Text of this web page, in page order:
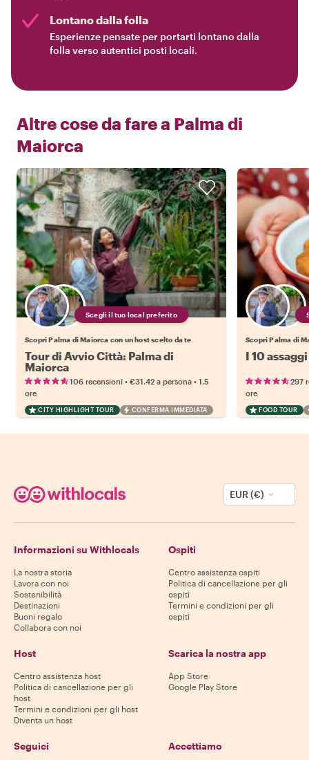
Lontano dalla folla
Esperienze pensate per portarti lontano dalla
folla verso autentici posti locali.
Altre cose da fare a Palma di
Maiorca
Scegli il tuo local preferito
Scopri Palma di Maiorca con un host scelto da te
Tour di Avvio Città: Palma di
Maiorca
106 recensioni • €31.42 a persona • 1.5
ore
CITY HIGHLIGHT TOUR CONFERMA IMMEDIATA
Scopri Palma di
I 10
297
ore
FOOD TOUR
EUR (€)
Informazioni su Withlocals
La nostra storia
Lavora con noi
Sostenibilità
Destinazioni
Buoni regalo
Collabora con noi
Ospiti
Centro assistenza ospiti
Politica di cancellazione per gli
ospiti
Termini e condizioni per gli
ospiti
Host
Centro assistenza host
Politica di cancellazione per gli
host
Termini e condizioni per gli host
Diventa un host
Scarica la nostra app
App Store
Google Play Store
Seguici Accettiamo